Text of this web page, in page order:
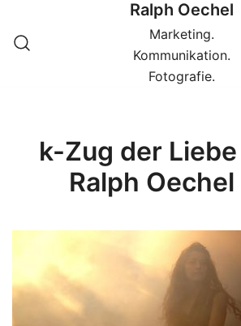
zum
Inhalt
Ralph Oechel
Marketing.
Kommunikation.
Fotografie.
k-Zug der
Ralph